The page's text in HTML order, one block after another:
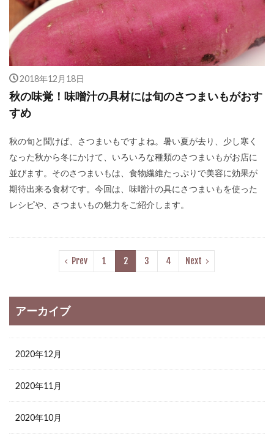
2018年12月18日
秋の味覚！味噌汁の具材には旬のさつまいもがおす
すめ
秋の旬と聞けば、さつまいもですよね。暑い夏が去り、少し寒く
なった秋から冬にかけて、いろいろな種類のさつまいもがお店に
並びます。そのさつまいもは、食物繊維たっぷりで美容に効果が
期待出来る食材です。今回は、味噌汁の具にさつまいもを使った
レシピや、さつまいもの魅力をご紹介します。
Prev 1 2 3 4 Next
アーカイブ
2020年12月
2020年11月
2020年10月